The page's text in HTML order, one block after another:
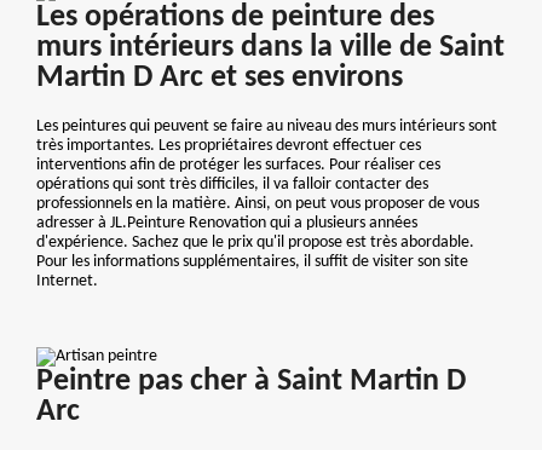
Les opérations de peinture des
murs intérieurs dans la ville de Saint
Martin D Arc et ses environs
Les peintures qui peuvent se faire au niveau des murs intérieurs sont
très importantes. Les propriétaires devront effectuer ces
interventions afin de protéger les surfaces. Pour réaliser ces
opérations qui sont très difficiles, il va falloir contacter des
professionnels en la matière. Ainsi, on peut vous proposer de vous
adresser à JL.Peinture Renovation qui a plusieurs années
d'expérience. Sachez que le prix qu'il propose est très abordable.
Pour les informations supplémentaires, il suffit de visiter son site
Internet.
Peintre pas cher à Saint Martin D
Arc